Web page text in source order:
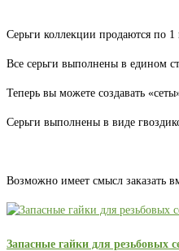
Серьги коллекции продаются по 1
Все серьги выполнены в едином
Теперь вы можете создавать
Серьги выполнены в виде
Возможно имеет смысл заказать
Запасные гайки для резьбовых